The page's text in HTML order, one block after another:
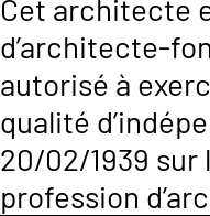
Cet architecte
d’architecte-
autorisé à
qualité
20/02/1939
profession